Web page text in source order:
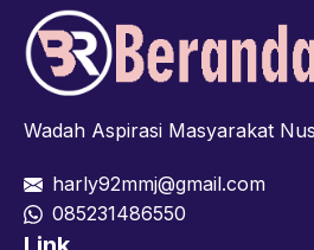
Wadah Aspirasi Masyarakat
harly92mmj@gmail.com
085231486550